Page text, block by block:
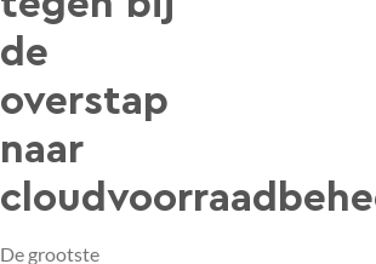
de
overstap
naar
De grootste